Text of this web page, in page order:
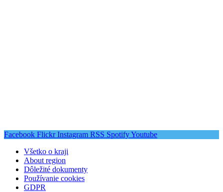
Facebook Flickr Instagram RSS SpotifyYoutube
Všetko o kraji
About region
Dôležité dokumenty
Používanie cookies
GDPR